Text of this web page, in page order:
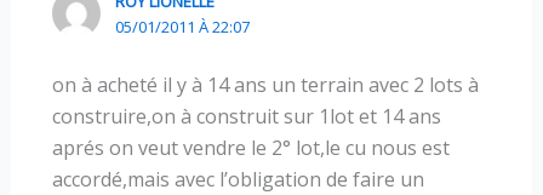
05/01/2011 À 22:07
on à acheté il y à 14 ans un terrain avec 2 lots à
construire,on à construit sur 1lot et 14 ans
aprés on veut vendre le 2° lot,le cu nous est
accordé,mais avec l’obligation de faire un